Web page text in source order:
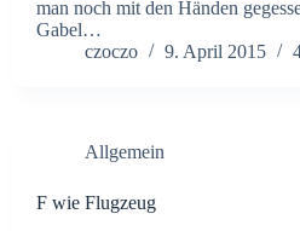
man noch mit den Händen
Gabel…
czoczo
9. April 2015
Allgemein
F wie Flugzeug